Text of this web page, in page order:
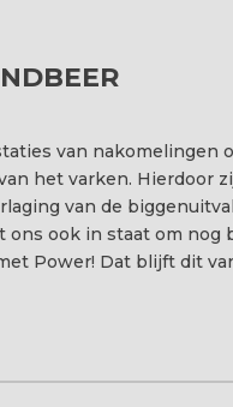
van nakomelingen
het varken. Hierdoor
van de
ook in staat om
Power! Dat blijft dit